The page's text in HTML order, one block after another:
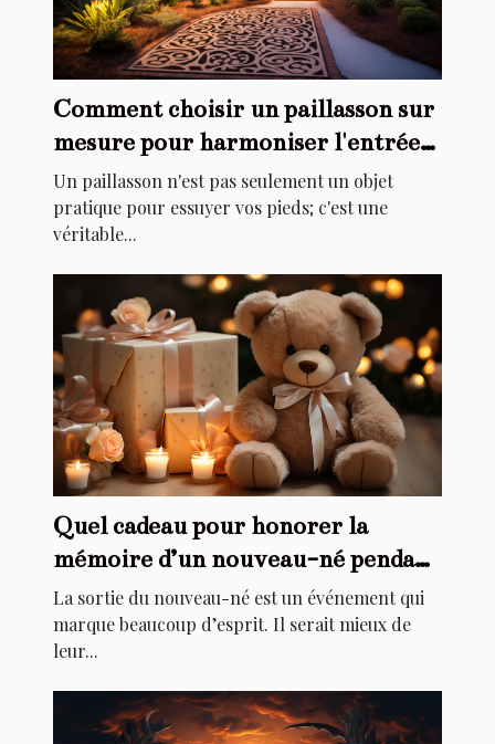
Comment choisir un paillasson sur
mesure pour harmoniser l'entrée
de votre maison
Un paillasson n'est pas seulement un objet
pratique pour essuyer vos pieds; c'est une
véritable...
Quel cadeau pour honorer la
mémoire d’un nouveau-né pendant
son baptême ?
La sortie du nouveau-né est un événement qui
marque beaucoup d’esprit. Il serait mieux de
leur...